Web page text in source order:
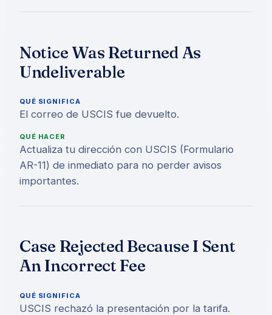
Notice Was Returned As
Undeliverable
QUÉ SIGNIFICA
El correo de USCIS fue devuelto.
QUÉ HACER
Actualiza tu dirección con USCIS (Formulario
AR-11) de inmediato para no perder avisos
importantes.
Case Rejected Because I Sent
An Incorrect Fee
QUÉ SIGNIFICA
USCIS rechazó la presentación por la tarifa.